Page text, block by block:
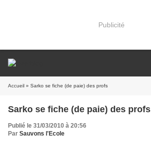
Publicité
Accueil » Sarko se fiche (de paie) des profs
Sarko se fiche (de paie) des profs
Publié le 31/03/2010 à 20:56
Par Sauvons l'Ecole